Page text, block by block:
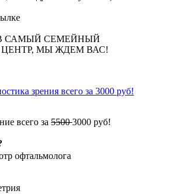
САМЫЙ СЕМЕЙНЫЙ
МЫ ЖДЕМ ВАС!
зрения всего за 3000 руб!
всего за 55003000 руб!
офтальмолога